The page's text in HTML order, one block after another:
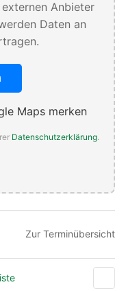
Anbieter
Daten an
Maps merken
Datenschutzerklärung.
Zur Terminübersicht